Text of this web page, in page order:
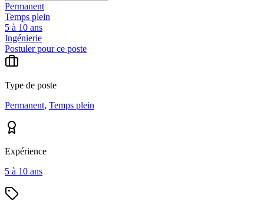
Permanent
Temps plein
5 à 10 ans
Ingénierie
Postuler pour ce poste
Type de poste
Permanent, Temps plein
Expérience
5 à 10 ans